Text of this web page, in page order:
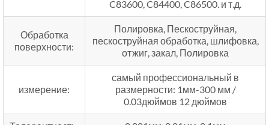
C83600, C84400, C86500. и т.д.
Обработка
поверхности:
Полировка, Пескоструйная,
пескоструйная обработка, шлифовка,
отжиг, закал, Полировка
измерение:
самый профессиональный в
размерности: 1мм-300 мм /
0.03дюймов 12 дюймов